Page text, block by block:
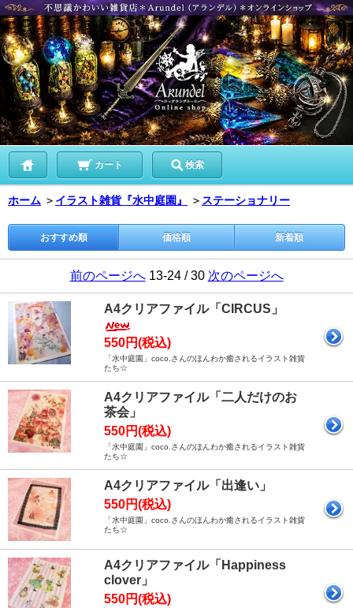
カート 検索
ホーム ＞ イラスト雑貨『水中庭園』 ＞ ステーショナリー
おすすめ順 価格順 新着順
前のページへ13-24 / 30 次のページへ
A4クリアファイル「CIRCUS」
550円(税込)
「水中庭園」coco.さんのほんわか癒されるイラスト雑貨
たち☆
A4クリアファイル「二人だけのお
茶会」
550円(税込)
「水中庭園」coco.さんのほんわか癒されるイラスト雑貨
たち☆
A4クリアファイル「出逢い」
550円(税込)
「水中庭園」coco.さんのほんわか癒されるイラスト雑貨
たち☆
A4クリアファイル「Happiness
clover」
550円(税込)